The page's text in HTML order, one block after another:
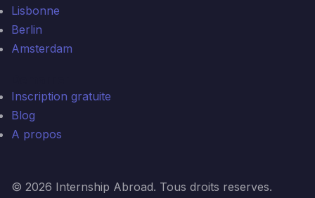
Lisbonne
Berlin
Amsterdam
Inscription gratuite
Blog
A propos
© 2026 Internship Abroad. Tous droits reserves.